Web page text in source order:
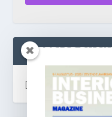
INTERIOR
[instagram-feed]